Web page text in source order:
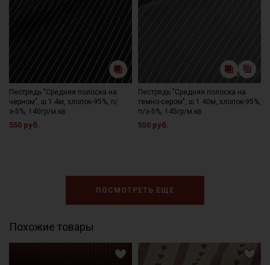
Пестрядь "Средняя полоска на
черном", ш.1.4м, хлопок-95%, п/
э-5%, 140гр/м.кв
550 руб.
Пестрядь "Средняя полоска на
темно-сером", ш.1.40м, хлопок-95%,
п/э-5%, 145гр/м.кв
550 руб.
ПОСМОТРЕТЬ ЕЩЕ
Похожие товары